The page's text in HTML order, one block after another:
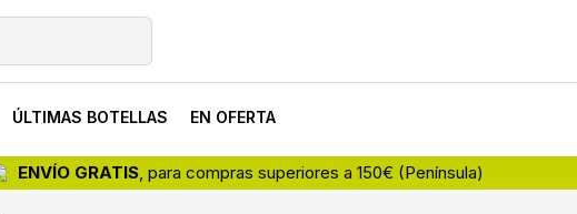
ÚLTIMAS BOTELLAS EN OFERTA
ENVÍO GRATIS, para compras superiores a 150€ (Península)